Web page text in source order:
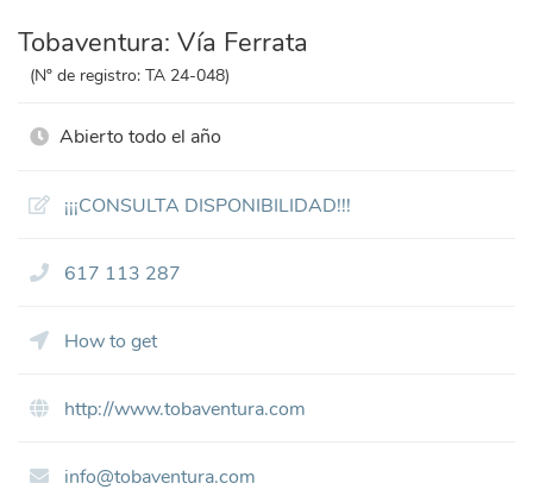
Tobaventura: Vía Ferrata
(Nº de registro: TA 24-048)
Abierto todo el año
¡¡¡CONSULTA DISPONIBILIDAD!!!
617 113 287
How to get
http://www.tobaventura.com
info@tobaventura.com